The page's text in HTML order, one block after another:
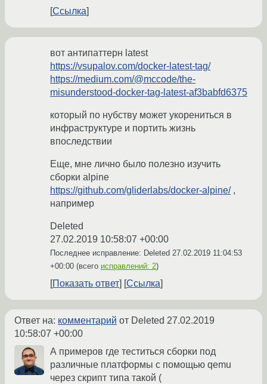
Ссылка
вот антипаттерн latest
https://vsupalov.com/docker-latest-tag/
https://medium.com/@mccode/the-
misunderstood-docker-tag-latest-af3babfd6375
который по нубству может укорениться в
инфраструктуре и портить жизнь
впоследствии
Еще, мне лично было полезно изучить
сборки alpine
https://github.com/gliderlabs/docker-alpine/,
например
Deleted
27.02.2019 10:58:07 +00:00
Последнее исправление: Deleted 27.02.2019 11:04:53
+00:00 (всего исправлений: 2)
Показать ответ Ссылка
Ответ на: комментарий от Deleted 27.02.2019
10:58:07 +00:00
А примеров где теститься сборки под
различные платформы с помощью qemu
через скрипт типа такой (